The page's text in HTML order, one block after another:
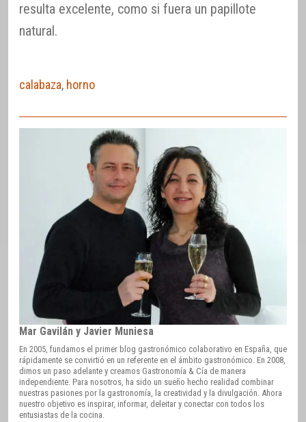
resulta excelente, como si fuera un papillote
natural.
calabaza, horno
Mar Gavilán y Javier Muniesa
En 2005, fundamos el primer blog gastronómico colaborativo en España, que
rápidamente se convirtió en un referente en el ámbito gastronómico. En 2008,
dimos un paso adelante y creamos Gastronomía & Cía de manera
independiente. Para nosotros, ha sido un sueño hecho realidad combinar
nuestras pasiones por la gastronomía, la creatividad y la divulgación. Ahora
nuestro objetivo es inspirar, informar, deleitar y conectar con todos los
entusiastas de la cocina.